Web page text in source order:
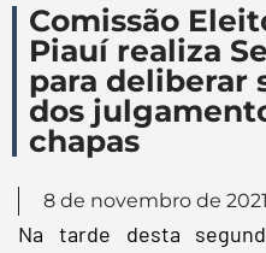
Comissão
Piauí realiza
para deliberar
dos
chapas
8 de novembro de 2021
Na tarde desta